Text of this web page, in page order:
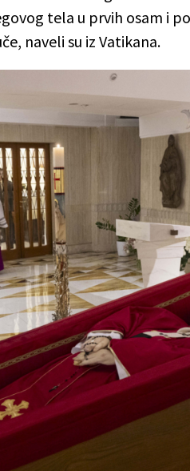
tela u prvih osam i
naveli su iz Vatikana.